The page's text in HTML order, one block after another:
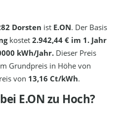
Dorsten ist E.ON. Der Basis
kostet2.942,44 € im 1. Jahr
kWh/Jahr. Dieser Preis
Grundpreis in Höhe von
von 13,16 Ct/kWh.
E.ONzu Hoch?